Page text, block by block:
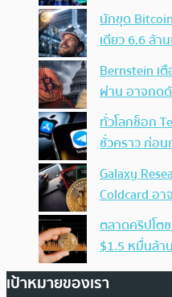
นักขุด
เดียว 6.6 ล้า
Bernstein เ
ผ่าน อาจกด
ทั่วโลกช็อก
ชั่วคราว ก่อ
Galaxy
Coldcard อ
ตลาดคริปโต
$1.5 หมื่นล้า
เป้าหมายของเรา